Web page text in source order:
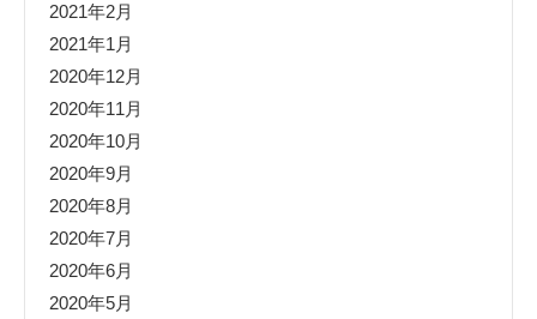
2021年2月
2021年1月
2020年12月
2020年11月
2020年10月
2020年9月
2020年8月
2020年7月
2020年6月
2020年5月